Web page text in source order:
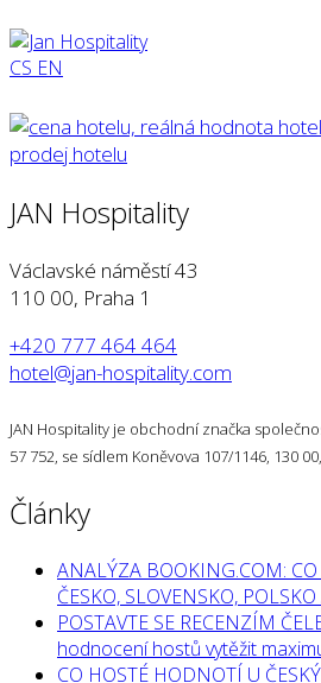
CS EN
JAN Hospitality
Václavské náměstí 43
110 00, Praha 1
+420 777 464 464
hotel@jan-hospitality.com
JAN Hospitality je obchodní značka
57 752, se sídlem Koněvova 107/1146, 130
Články
ANALÝZA BOOKING.COM:
ČESKO, SLOVENSKO,
POSTAVTE SE RECENZÍM
hodnocení hostů vytěžit
CO HOSTÉ HODNOTÍ U